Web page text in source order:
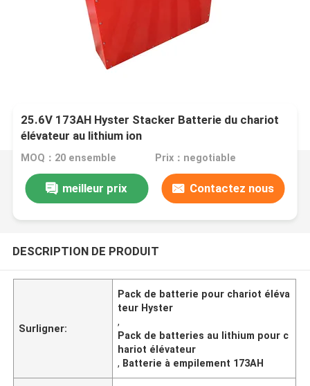
25.6V 173AH Hyster Stacker Batterie du chariot
élévateur au lithium ion
MOQ：20 ensemble Prix：negotiable
meilleur prix Contactez nous
DESCRIPTION DE PRODUIT
Surligner:
Pack de batterie pour chariot éléva
teur Hyster
,
Pack de batteries au lithium pour c
hariot élévateur
, Batterie à empilement 173AH